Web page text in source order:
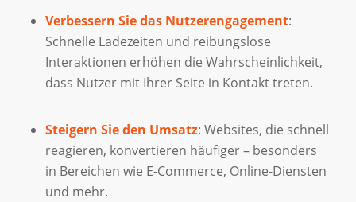
Verbessern Sie das Nutzerengagement:
Schnelle Ladezeiten und reibungslose
Interaktionen erhöhen die Wahrscheinlichkeit,
dass Nutzer mit Ihrer Seite in Kontakt treten.
Steigern Sie den Umsatz: Websites, die schnell
reagieren, konvertieren häufiger – besonders
in Bereichen wie E-Commerce, Online-Diensten
und mehr.